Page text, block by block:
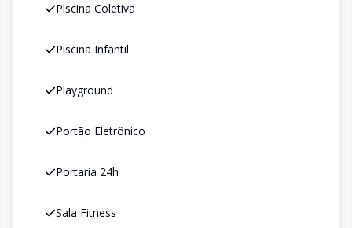
Piscina Coletiva
Piscina Infantil
Playground
Portão Eletrônico
Portaria 24h
Sala Fitness